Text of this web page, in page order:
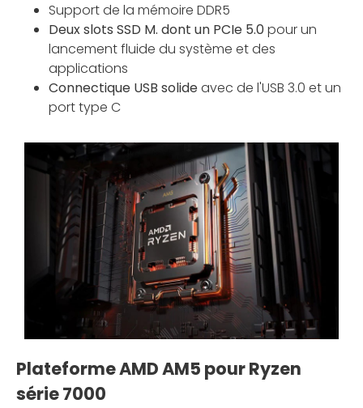
Support de la mémoire DDR5
Deux slots SSD M. dont un PCIe 5.0pour un
lancement fluide du système et des
applications
Connectique USB solideavec de l'USB 3.0 et un
port type C
Plateforme AMD AM5 pour Ryzen
série 7000